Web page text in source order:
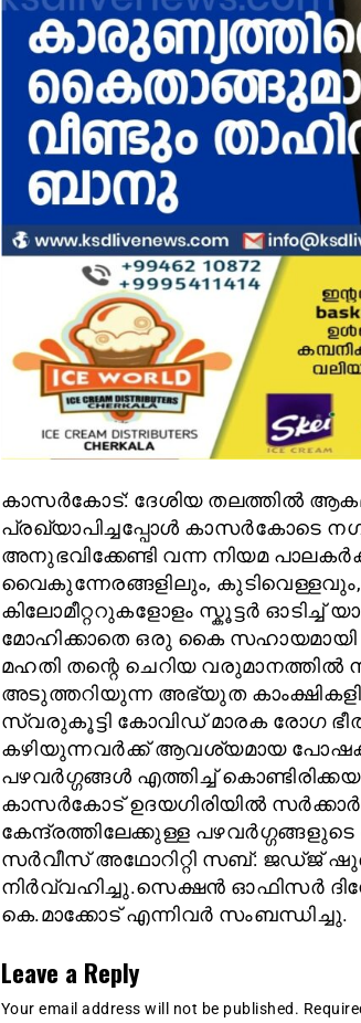
കാസർകോട്: ദേശിയ തലത്തിൽ
പ്രഖ്യാപിച്ചപ്പോൾ കാസർകോടെ
അനുഭവിക്കേണ്ടി വന്ന നിയമ
വൈകുന്നേരങ്ങളിലും,
കിലോമീറ്ററുകളോളം സ്കൂട്ടർ
മോഹിക്കാതെ ഒരു കൈ സഹായമായി
മഹതി തന്റെ ചെറിയ വരുമാനത്തിൽ
അടുത്തറിയുന്ന അഭ്യുത
സ്വരുകൂട്ടി കോവിഡ് മാരക രോഗ
കഴിയുന്നവർക്ക് ആവശ്യമായ
പഴവർഗ്ഗങ്ങൾ എത്തിച്ച്
കാസർകോട് ഉദയഗിരിയിൽ സർക്കാർ
കേന്ദ്രത്തിലേക്കുള്ള പഴവർഗ്ഗങ്ങളുടെ
സർവീസ് അഥോറിറ്റി സബ്: ജഡ്ജ്
നിർവ്വഹിച്ചു.സെക്ഷൻ ഓഫിസർ
കെ.മാക്കോട് എന്നിവർ സംബന്ധിച്ചു.
Leave a Reply
Your email address will not be published.